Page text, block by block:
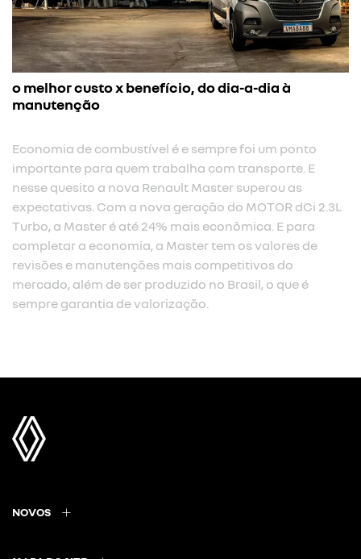
o melhor custo x benefício, do dia-a-dia à
manutenção
Economia de combustível é e sempre foi um ponto
importante para quem trabalha com transporte. E
nesse quesito a nova Renault Master superou as
expectativas. Com a nova geração do MOTOR dCi 2.3L
Turbo, a Master é até 24% mais econômica. E para
completar a economia, a Master tem os valores de
revisões e manutenções mais competitivos do
mercado, além de ser produzido no Brasil, o que é
sempre garantia de valorização.
NOVOS